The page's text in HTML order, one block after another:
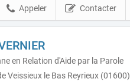
Contacter
Appeler
en Relation d'Aide par la Parole
Veissieux le Bas Reyrieux (01600)